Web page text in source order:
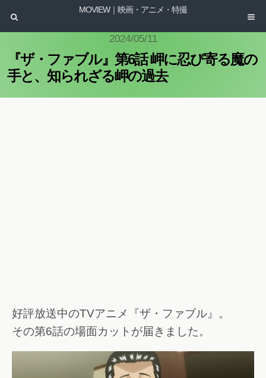
MOVIEW｜映画・アニメ・特撮
2024/05/11
『ザ・ファブル』第6話 岬に忍び寄る魔の
手と、知られざる岬の過去
好評放送中のTVアニメ『ザ・ファブル』。
その第6話の場面カットが届きました。